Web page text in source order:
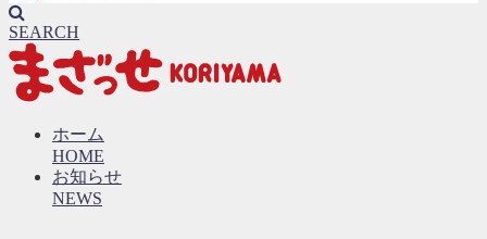
SEARCH
ホーム
HOME
お知らせ
NEWS